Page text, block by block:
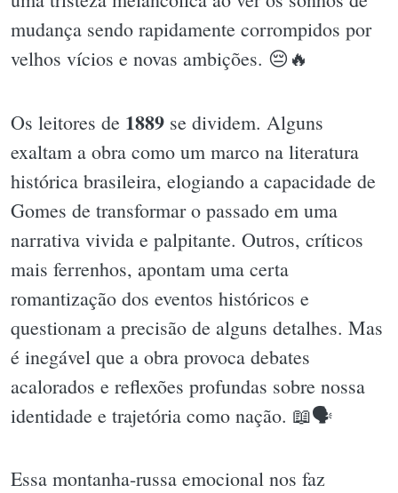
mudança sendo rapidamente corrompidos por
velhos vícios e novas ambições. 😔🔥
Os leitores de 1889 se dividem. Alguns
exaltam a obra como um marco na literatura
histórica brasileira, elogiando a capacidade de
Gomes de transformar o passado em uma
narrativa vivida e palpitante. Outros, críticos
mais ferrenhos, apontam uma certa
romantização dos eventos históricos e
questionam a precisão de alguns detalhes. Mas
é inegável que a obra provoca debates
acalorados e reflexões profundas sobre nossa
identidade e trajetória como nação. 📖🗣
Essa montanha-russa emocional nos faz